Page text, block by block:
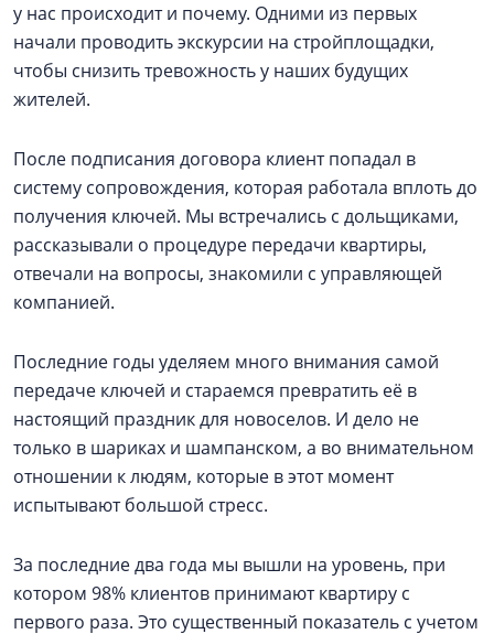
у нас происходит и почему. Одними из первых
начали проводить экскурсии на стройплощадки,
чтобы снизить тревожность у наших будущих
жителей.
После подписания договора клиент попадал в
систему сопровождения, которая работала вплоть до
получения ключей. Мы встречались с дольщиками,
рассказывали о процедуре передачи квартиры,
отвечали на вопросы, знакомили с управляющей
компанией.
Последние годы уделяем много внимания самой
передаче ключей и стараемся превратить её в
настоящий праздник для новоселов. И дело не
только в шариках и шампанском, а во внимательном
отношении к людям, которые в этот момент
испытывают большой стресс.
За последние два года мы вышли на уровень, при
котором 98% клиентов принимают квартиру с
первого раза. Это существенный показатель с учетом